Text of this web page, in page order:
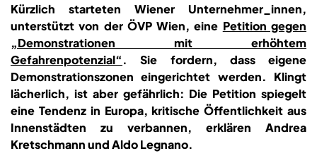
Kürzlich starteten Wiener Unternehmer_innen,
unterstützt von der ÖVP Wien, eine Petition gegen
„Demonstrationen mit erhöhtem
Gefahrenpotenzial“. Sie fordern, dass eigene
Demonstrationszonen eingerichtet werden. Klingt
lächerlich, ist aber gefährlich: Die Petition spiegelt
eine Tendenz in Europa, kritische Öffentlichkeit aus
Innenstädten zu verbannen, erklären Andrea
Kretschmann und Aldo Legnano.